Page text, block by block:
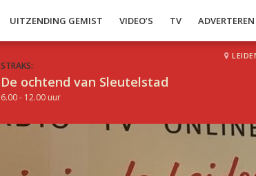
UITZENDING GEMIST VIDEO’S TV ADVERTEREN
STRAKS:
De ochtend van Sleutelstad
6.00 - 12.00 uur